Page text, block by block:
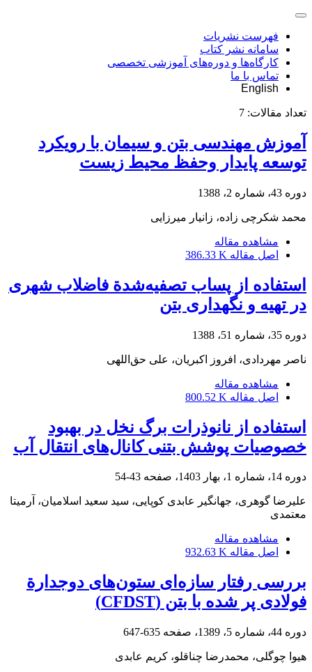
فهرست نشریات
سامانه نشر کتاب
کارگاه‌ها و دوره‌های آموزشی تخصصی
تماس با ما
English
تعداد مقالات: 7
آموزش مهندسی بتن و سیمان با رویکرد
توسعه پایدار وحفظ محیط زیست
دوره 43، شماره 2، 1388
محمد شکرچی زاده، زانیار میرزایی
مشاهده مقاله
اصل مقاله 386.33 K
استفاده از پساب تصفیه‌شدة فاضلاب شهری
در تهیه و نگهداری بتن
دوره 35، شماره 51، 1388
ناصر مهردادی، افروز اکبریان، علی حق‌اللهی
مشاهده مقاله
اصل مقاله 800.52 K
استفاده از نانوذرات برگ نخل در بهبود
خصوصیات پوشش بتنی کانال‌های انتقال آب
دوره 14، شماره 1، بهار 1403، صفحه 43-54
علیرضا گوهری، جهانگیر عابدی کوپایی، سید سعید اسلامیان، آرمیتا
معتمدی
مشاهده مقاله
اصل مقاله 932.63 K
بررسی رفتار سازه‌ای ستون‌های دوجدارة
فولادی پر شده با بتن (CFDST)
دوره 44، شماره 5، 1389، صفحه 635-647
هیوا چوگلی، محمدرضا چناقلو، کریم عابدی